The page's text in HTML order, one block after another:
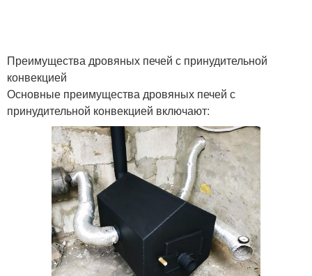
Преимущества дровяных печей с принудительной
конвекцией
Основные преимущества дровяных печей с
принудительной конвекцией включают: